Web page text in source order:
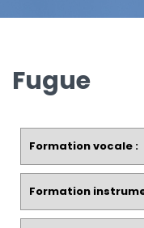
Fugue
Formation vocale :
Formation